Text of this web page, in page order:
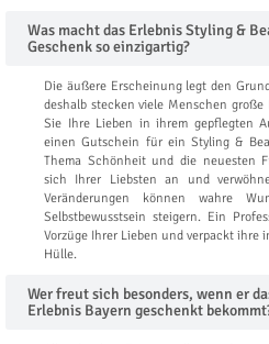
Was macht das Erlebnis Styling &
Geschenk so einzigartig?
Die äußere Erscheinung legt den
deshalb stecken viele Menschen
Sie Ihre Lieben in ihrem gepflegten
einen Gutschein für ein Styling &
Thema Schönheit und die neuesten
sich Ihrer Liebsten an und
Veränderungen können wahre
Selbstbewusstsein steigern. Ein
Vorzüge Ihrer Lieben und verpackt ihre
Hülle.
Wer freut sich besonders, wenn er
Erlebnis Bayern geschenkt